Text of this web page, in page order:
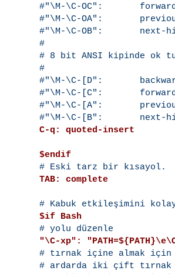
#"\M-\C-OC":
#"\M-\C-OA":
#"\M-\C-OB":       next-
#
# 8 bit ANSI kipinde ok
#
#"\M-\C-[D":
#"\M-\C-[C":
#"\M-\C-[A":
C-q: quoted-insert
$endif
TAB: complete
$if Bash
"\C-xp":
# tırnak içine almak
# ardarda iki çift tırnak